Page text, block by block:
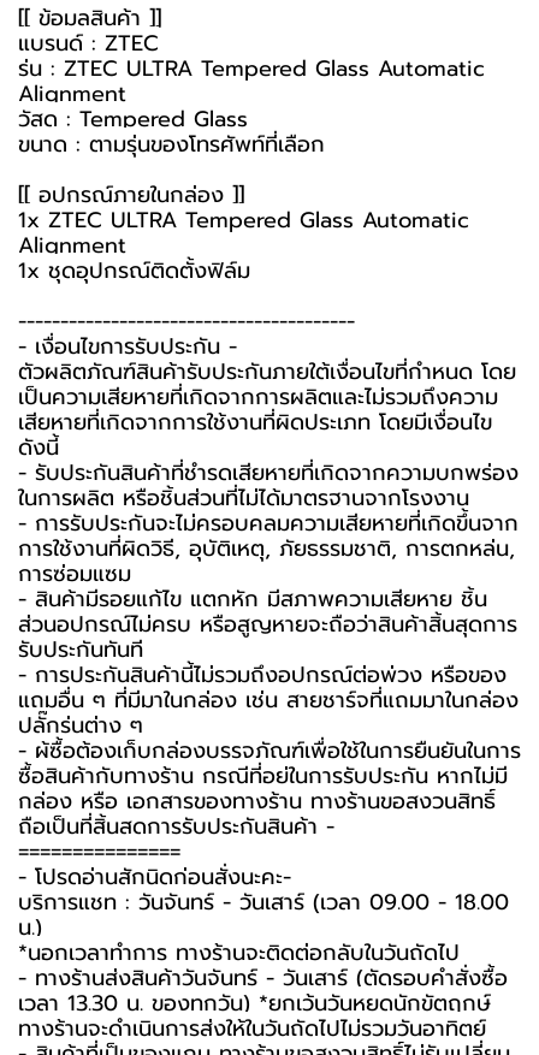
[[ ข้อมูลสินค้า ]]
แบรนด์ : ZTEC
รุ่น : ZTEC ULTRA Tempered Glass Automatic
Alignment
วัสดุ : Tempered Glass
ขนาด : ตามรุ่นของโทรศัพท์ที่เลือก
[[ อุปกรณ์ภายในกล่อง ]]
1x ZTEC ULTRA Tempered Glass Automatic
Alignment
1x ชุดอุปกรณ์ติดตั้งฟิล์ม
----------------------------------------
-️ เงื่อนไขการรับประกัน -️
ตัวผลิตภัณฑ์สินค้ารับประกันภายใต้เงื่อนไขที่กำหนด โดย
เป็นความเสียหายที่เกิดจากการผลิตและไม่รวมถึงความ
เสียหายที่เกิดจากการใช้งานที่ผิดประเภท โดยมีเงื่อนไข
ดังนี้
- รับประกันสินค้าที่ชำรุดเสียหายที่เกิดจากความบกพร่อง
ในการผลิต หรือชิ้นส่วนที่ไม่ได้มาตรฐานจากโรงงาน
- การรับประกันจะไม่ครอบคลุมความเสียหายที่เกิดขึ้นจาก
การใช้งานที่ผิดวิธี, อุบัติเหตุ, ภัยธรรมชาติ, การตกหล่น,
การซ่อมแซม
- สินค้ามีรอยแก้ไข แตกหัก มีสภาพความเสียหาย ชิ้น
ส่วนอุปกรณ์ไม่ครบ หรือสูญหายจะถือว่าสินค้าสิ้นสุดการ
รับประกันทันที
- การประกันสินค้านี้ไม่รวมถึงอุปกรณ์ต่อพ่วง หรือของ
แถมอื่น ๆ ที่มีมาในกล่อง เช่น สายชาร์จที่แถมมาในกล่อง
ปลั๊กรุ่นต่าง ๆ
-️ ผู้ซื้อต้องเก็บกล่องบรรจุภัณฑ์เพื่อใช้ในการยืนยันในการ
ซื้อสินค้ากับทางร้าน กรณีที่อยู่ในการรับประกัน หากไม่มี
กล่อง หรือ เอกสารของทางร้าน ทางร้านขอสงวนสิทธิ์
ถือเป็นที่สิ้นสุดการรับประกันสินค้า -️
===============
-️ โปรดอ่านสักนิดก่อนสั่งนะคะ-️
บริการแชท : วันจันทร์ - วันเสาร์ (เวลา 09.00 - 18.00
น.)
*นอกเวลาทำการ ทางร้านจะติดต่อกลับในวันถัดไป
- ทางร้านส่งสินค้าวันจันทร์ - วันเสาร์ (ตัดรอบคำสั่งซื้อ
เวลา 13.30 น. ของทุกวัน) *ยกเว้นวันหยุดนักขัตฤกษ์
ทางร้านจะดำเนินการส่งให้ในวันถัดไปไม่รวมวันอาทิตย์